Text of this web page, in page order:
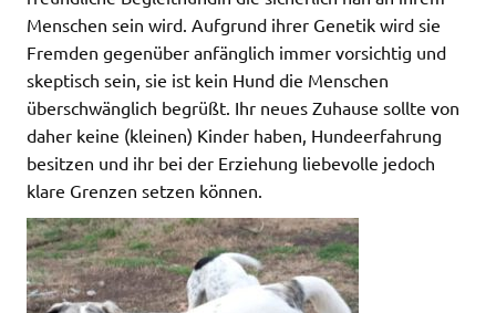
Menschen sein wird. Aufgrund ihrer Genetik wird sie
Fremden gegenüber anfänglich immer vorsichtig und
skeptisch sein, sie ist kein Hund die Menschen
überschwänglich begrüßt. Ihr neues Zuhause sollte von
daher keine (kleinen) Kinder haben, Hundeerfahrung
besitzen und ihr bei der Erziehung liebevolle jedoch
klare Grenzen setzen können.